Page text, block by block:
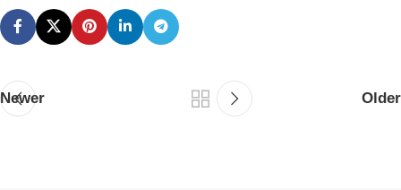
Newer Older